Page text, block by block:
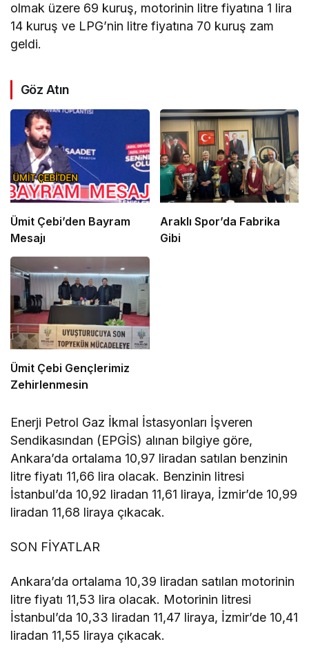
olmak üzere 69 kuruş, motorinin litre fiyatına 1 lira
14 kuruş ve LPG’nin litre fiyatına 70 kuruş zam
geldi.
Göz Atın
Ümit Çebi’den Bayram
Mesajı
Araklı Spor’da Fabrika
Gibi
Ümit Çebi Gençlerimiz
Zehirlenmesin
Enerji Petrol Gaz İkmal İstasyonları İşveren
Sendikasından (EPGİS) alınan bilgiye göre,
Ankara’da ortalama 10,97 liradan satılan benzinin
litre fiyatı 11,66 lira olacak. Benzinin litresi
İstanbul’da 10,92 liradan 11,61 liraya, İzmir’de 10,99
liradan 11,68 liraya çıkacak.
SON FİYATLAR
Ankara’da ortalama 10,39 liradan satılan motorinin
litre fiyatı 11,53 lira olacak. Motorinin litresi
İstanbul’da 10,33 liradan 11,47 liraya, İzmir’de 10,41
liradan 11,55 liraya çıkacak.